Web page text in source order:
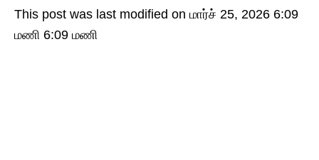
This post was last modified on மார்ச் 25, 2026 6:09
மணி 6:09 மணி